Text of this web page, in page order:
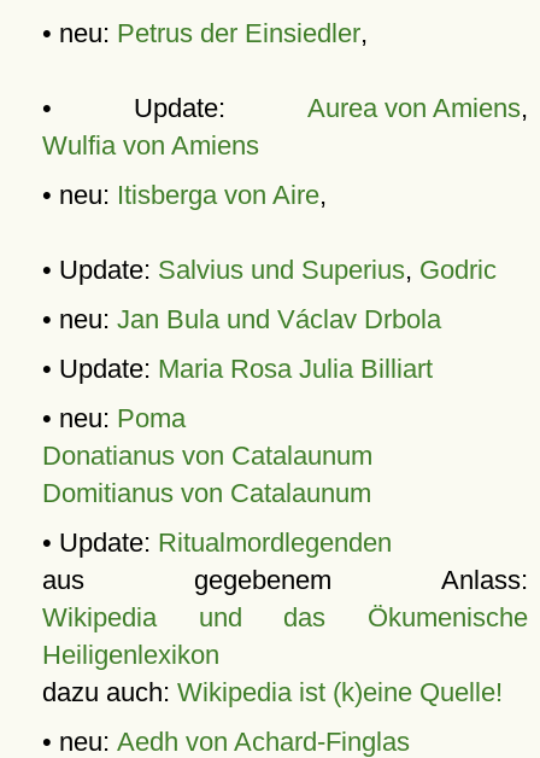
• neu: Petrus der Einsiedler,
• Update: Aurea von Amiens,
Wulfia von Amiens
• neu: Itisberga von Aire,
• Update: Salvius und Superius, Godric
• neu: Jan Bula und Václav Drbola
• Update: Maria Rosa Julia Billiart
• neu: Poma
Donatianus von Catalaunum
Domitianus von Catalaunum
• Update: Ritualmordlegenden
aus gegebenem Anlass:
Wikipedia und das Ökumenische
Heiligenlexikon
dazu auch: Wikipedia ist (k)eine Quelle!
• neu: Aedh von Achard-Finglas